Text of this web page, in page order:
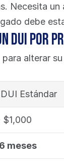
Necesita
debe
DUI por
alterar
Estándar
6 meses